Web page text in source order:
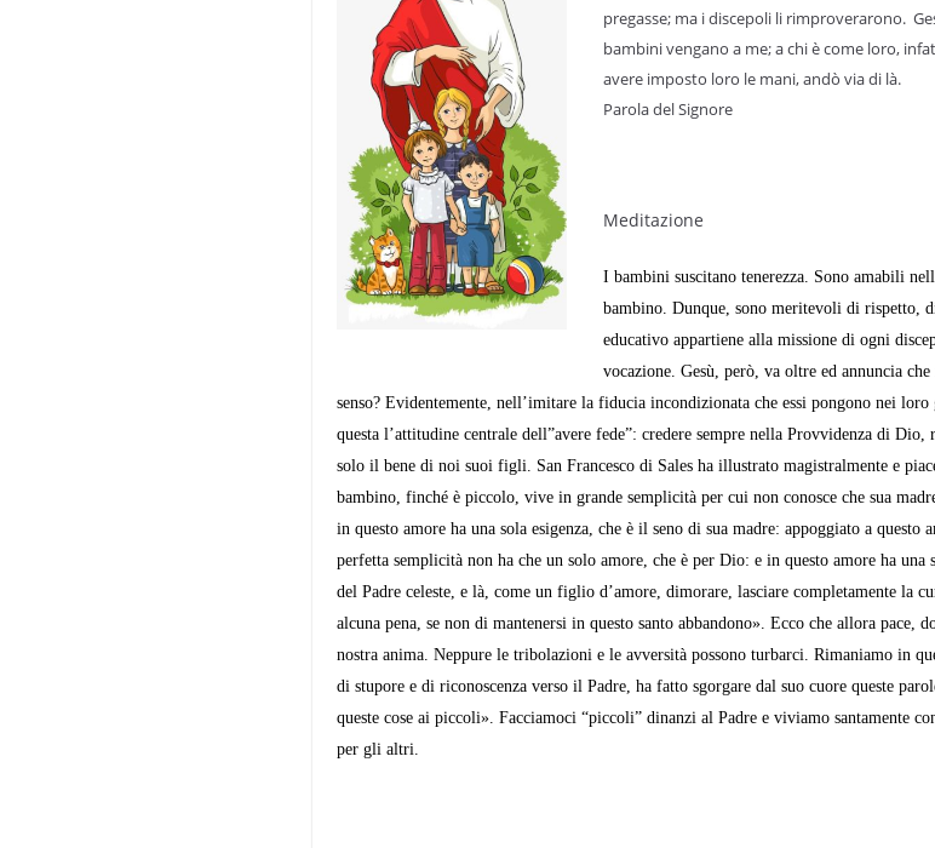
pregasse; ma i discepoli li rimproverarono.
bambini vengano a me; a chi è come loro,
avere imposto loro le mani, andò via di là.
Parola del Signore
Meditazione
I bambini suscitano tenerezza. Sono amabili
bambino. Dunque, sono meritevo­li di rispetto,
educati­vo appartiene alla missione di ogni
vocazione. Gesù, però, va oltre ed annuncia
senso? Evidentemente, nell’imitare la fiducia incondizionata che essi pongono nei
questa l’attitudi­ne centrale dell”avere fede”: credere sempre nella Provvidenza di
solo il bene di noi suoi figli. San Francesco di Sales ha illustrato magistralmen­te e
bambino, finché è piccolo, vive in grande semplicità per cui non conosce che sua
in que­sto amore ha una sola esigenza, che è il seno di sua madre: ap­poggiato a questo
perfetta semplicità non ha che un solo amore, che è per Dio: e in questo amore ha una
del Padre celeste, e là, come un figlio d’amore, dimorare, la­sciare completamente la
alcuna pena, se non di mantenersi in questo santo ab­bandono». Ecco che allora pace,
nostra anima. Neppure le tribolazioni e le av­versità possono turbarci. Rimaniamo in
di stupore e di riconoscenza verso il Padre, ha fatto sgorgare dal suo cuore queste
queste cose ai piccoli». Faccia­moci “piccoli” dinanzi al Padre e viviamo santamente
per gli altri.